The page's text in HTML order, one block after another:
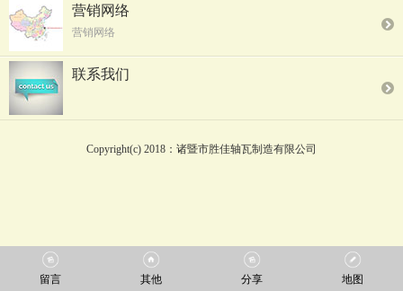
营销网络
营销网络
联系我们
Copyright(c) 2018：诸暨市胜佳轴瓦制造有限公司
留言 其他 分享 地图